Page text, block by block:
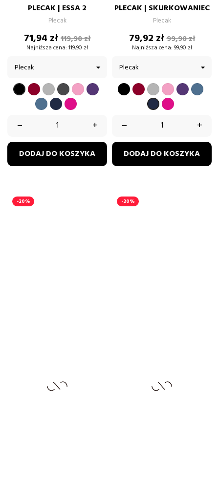
PLECAK | ESSA 2
Plecak
Cena
71,94 złCena
podstawowa
119,90 zł
Najniższa cena: 119,90 zł
CZARNYBORDOWY
SZARYGRAFITPUDROWYFIOLETOWY
BŁĘKITNYGRANATOWY
FUKSJA
– +
DODAJ DO KOSZYKA
PLECAK | SKURKOWANIEC
Plecak
Cena
79,92 złCena
99,90 zł
Najniższa cena: 99,90 zł
CZARNYBORDOWY
SZARYPUDROWY
RÓŻ
GRANATOWY
FUKSJA
– +
DODAJ DO KOSZYKA
-20% -20%